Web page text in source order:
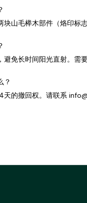
块山毛榉木部件（烙印标
避免长时间阳光直射。需
？
天的撤回权。请联系